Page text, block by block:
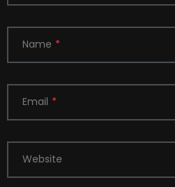
Name *
Email *
Website